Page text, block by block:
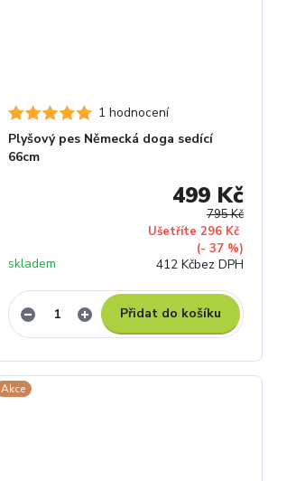
1 hodnocení
Plyšový pes Německá doga sedící
66cm
795 Kč
Ušetříte 296 Kč
(- 37 %)
499 Kč
412 Kčbez DPH
skladem
Přidat do košíku
Akce